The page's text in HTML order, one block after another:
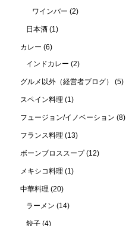
ワインバー (2)
日本酒 (1)
カレー (6)
インドカレー (2)
グルメ以外（経営者ブログ） (5)
スペイン料理 (1)
フュージョン/イノベーション (8)
フランス料理 (13)
ボーンブロススープ(12)
メキシコ料理 (1)
中華料理 (20)
ラーメン (14)
餃子 (4)